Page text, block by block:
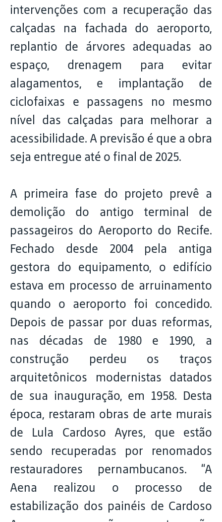
intervenções com a recuperação das
calçadas na fachada do aeroporto,
replantio de árvores adequadas ao
espaço, drenagem para evitar
alagamentos, e implantação de
ciclofaixas e passagens no mesmo
nível das calçadas para melhorar a
acessibilidade. A previsão é que a obra
seja entregue até o final de 2025.
A primeira fase do projeto prevê a
demolição do antigo terminal de
passageiros do Aeroporto do Recife.
Fechado desde 2004 pela antiga
gestora do equipamento, o edifício
estava em processo de arruinamento
quando o aeroporto foi concedido.
Depois de passar por duas reformas,
nas décadas de 1980 e 1990, a
construção perdeu os traços
arquitetônicos modernistas datados
de sua inauguração, em 1958. Desta
época, restaram obras de arte murais
de Lula Cardoso Ayres, que estão
sendo recuperadas por renomados
restauradores pernambucanos. “A
Aena realizou o processo de
estabilização dos painéis de Cardoso